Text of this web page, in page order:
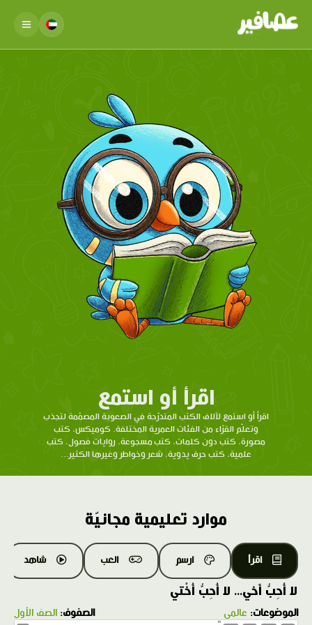
اقرأ أو استمع
اقرأ أو استمع لآلاف الكتب المتدرّحة في الصعوبة المصمّمة لتجذب
وتعلّم القرّاء من الفئات العمرية المختلفة. كوميكس، كتب
مصورة، كتب دون كلمات، كتب مسجوعة، روايات فصول، كتب
علمية، كتب حرف يدوية، شعر وخواطر وغيرها الكثير...
موارد تعليمية مجانيّة
اقرأ ارسم العب شاهد
لا أُحِبُّ أَخي... لا أُحِبُّ أُخْتي
الموضوعات: عالمي الصفوف: الصف الأول